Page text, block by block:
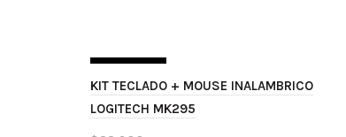
KIT TECLADO + MOUSE INALAMBRICO
LOGITECH MK295